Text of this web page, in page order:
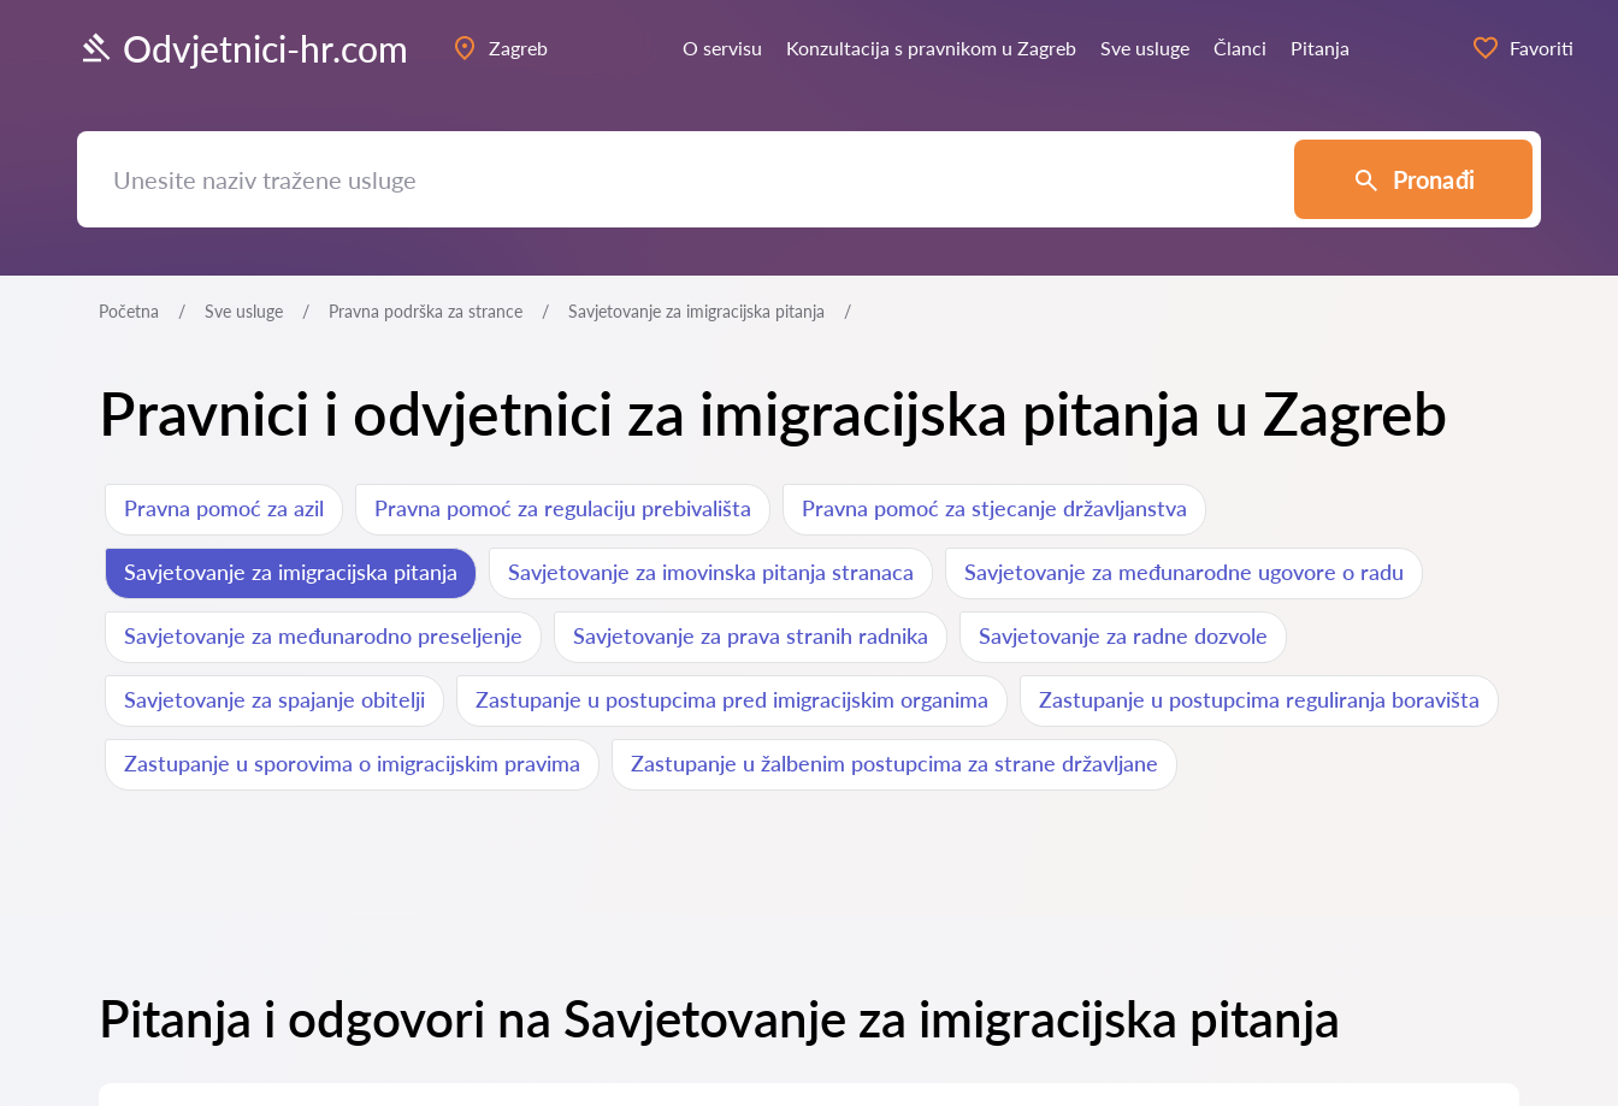
Odvjetnici-hr.com Zagreb O servisu Konzultacija s pravnikom u Zagreb Sve usluge Članci Pitanja Favoriti
Pronađi
Početna Sve usluge Pravna podrška za strance Savjetovanje za imigracijska pitanja
Pravnici i odvjetnici za imigracijska pitanja u Zagreb
Pravna pomoć za azil Pravna pomoć za regulaciju prebivališta Pravna pomoć za stjecanje državljanstva
Savjetovanje za imigracijska pitanja Savjetovanje za imovinska pitanja stranaca Savjetovanje za međunarodne ugovore o radu
Savjetovanje za međunarodno preseljenje Savjetovanje za prava stranih radnika Savjetovanje za radne dozvole
Savjetovanje za spajanje obitelji Zastupanje u postupcima pred imigracijskim organima Zastupanje u postupcima reguliranja boravišta
Zastupanje u sporovima o imigracijskim pravima Zastupanje u žalbenim postupcima za strane državljane
Pitanja i odgovori na Savjetovanje za imigracijska pitanja